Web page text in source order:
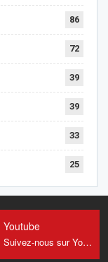
86
72
39
39
33
25
Youtube
Suivez-nous sur Youtube